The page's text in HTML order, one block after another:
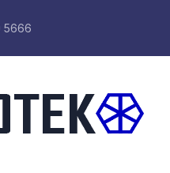
5666